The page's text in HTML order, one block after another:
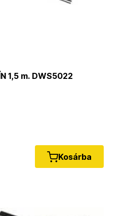
1,5 m. DWS5022
Kosárba